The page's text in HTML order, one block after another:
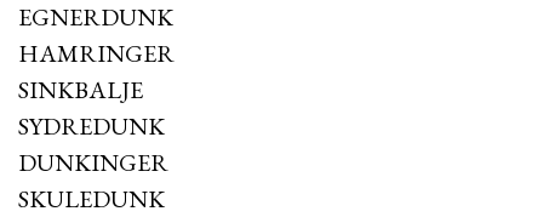
EGNERDUNK
HAMRINGER
SINKBALJE
SYDREDUNK
DUNKINGER
SKULEDUNK